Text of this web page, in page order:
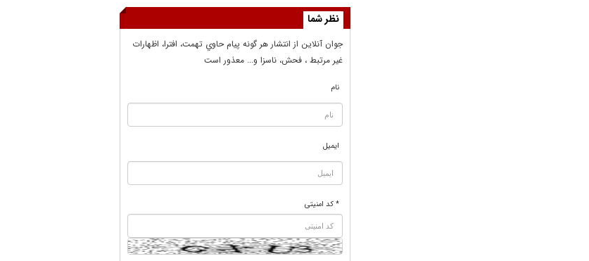
نظر شما
جوان آنلاين از انتشار هر گونه پيام حاوي تهمت، افترا، اظهارات
غير مرتبط ، فحش، ناسزا و... معذور است
نام
ایمیل
* کد امنیتی